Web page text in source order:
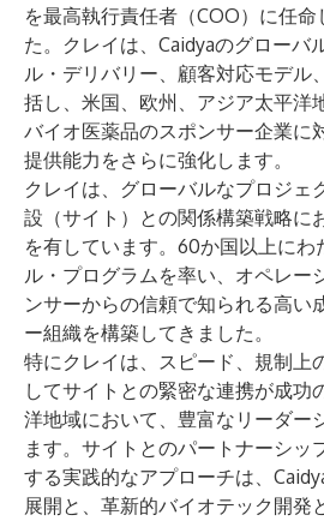
を最高執行責任者（COO）に任
た。クレイは、Caidyaのグローバ
ル・デリバリー、顧客対応モデル
括し、米国、欧州、アジア太平洋
バイオ医薬品のスポンサー企業に
提供能力をさらに強化します。
クレイは、グローバルなプロジェ
設（サイト）との関係構築戦略に
を有しています。60か国以上に
ル・プログラムを率い、オペレー
ンサーからの信頼で知られる高い
ー組織を構築してきました。
特にクレイは、スピード、規制上
してサイトとの緊密な連携が成功
洋地域において、豊富なリーダー
ます。サイトとのパートナーシッ
する実践的なアプローチは、
展開と、革新的バイオテック開発